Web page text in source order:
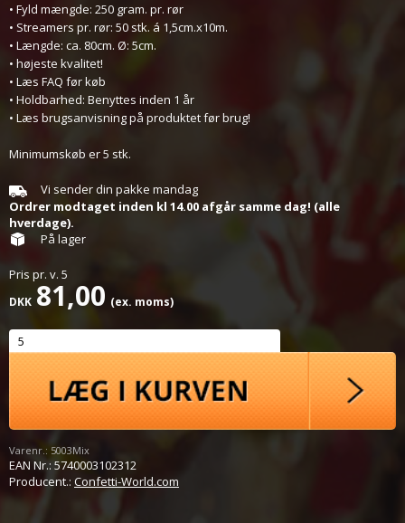
• Fyld mængde: 250 gram. pr. rør
• Streamers pr. rør: 50 stk. á 1,5cm.x10m.
• Længde: ca. 80cm. Ø: 5cm.
• højeste kvalitet!
• Læs FAQ før køb
• Holdbarhed: Benyttes inden 1 år
• Læs brugsanvisning på produktet før brug!
Minimumskøb er 5 stk.
Vi sender din pakke mandag
Ordrer modtaget inden kl 14.00 afgår samme dag! (alle
hverdage).
På lager
Pris pr. v. 5
DKK 81,00 (ex. moms)
Varenr.: 5003Mix
EAN Nr.: 5740003102312
Producent.: Confetti-World.com